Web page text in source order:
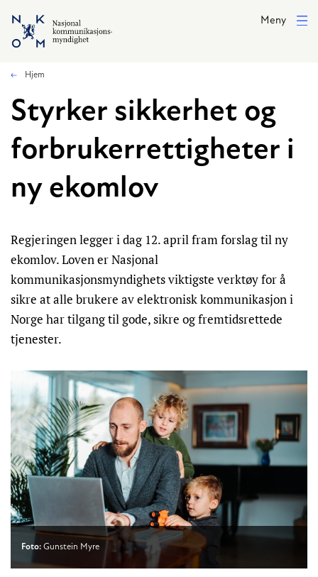
Hopp til hovedinnhold
Meny
Hjem
Styrker sikkerhet og
forbrukerrettigheter i
ny ekomlov
Regjeringen legger i dag 12. april fram forslag til ny
ekomlov. Loven er Nasjonal
kommunikasjonsmyndighets viktigste verktøy for å
sikre at alle brukere av elektronisk kommunikasjon i
Norge har tilgang til gode, sikre og fremtidsrettede
tjenester.
Foto: Gunstein Myre